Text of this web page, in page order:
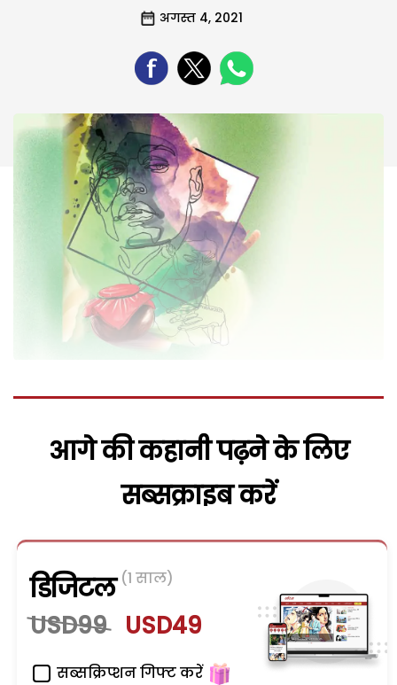
अगस्त 4, 2021
आगे की कहानी पढ़ने के लिए
सब्सक्राइब करें
डिजिटल (1 साल)
USD99 USD49
सब्सक्रिप्शन गिफ्ट करें